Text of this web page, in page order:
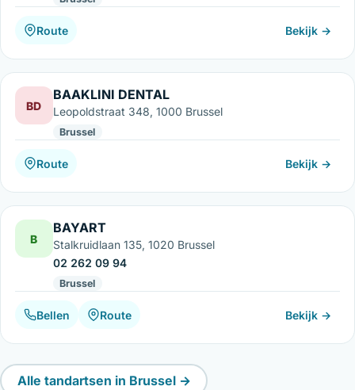
Route Bekijk →
BD
BAAKLINI DENTAL
Leopoldstraat 348, 1000 Brussel
Brussel
Route Bekijk →
B
BAYART
Stalkruidlaan 135, 1020 Brussel
02 262 09 94
Brussel
Bellen Route Bekijk →
Alle tandartsen in Brussel →